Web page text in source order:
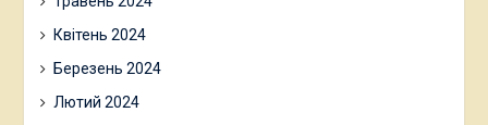
Квітень 2024
Березень 2024
Лютий 2024